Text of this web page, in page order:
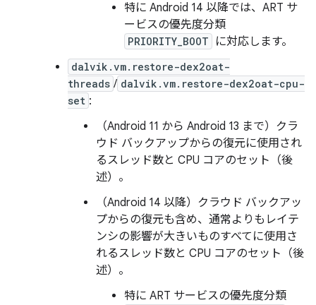
特に Android 14 以降では、ART サ
ービスの優先度分類
PRIORITY_BOOT に対応します。
dalvik.vm.restore-dex2oat-
threads / dalvik.vm.restore-dex2oat-cpu-
set :
（Android 11 から Android 13 まで）クラ
ウド バックアップからの復元に使用され
るスレッド数と CPU コアのセット（後
述）。
（Android 14 以降）クラウド バックアッ
プからの復元も含め、通常よりもレイテ
ンシの影響が大きいものすべてに使用さ
れるスレッド数と CPU コアのセット（後
述）。
特に ART サービスの優先度分類